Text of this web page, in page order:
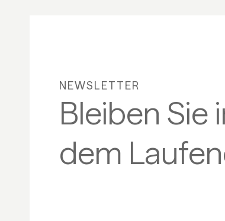
NEWSLETTER
Bleiben Sie
dem